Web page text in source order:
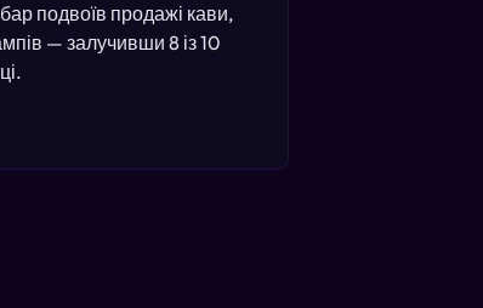
подвоїв продажі кави,
— залучивши 8 із 10